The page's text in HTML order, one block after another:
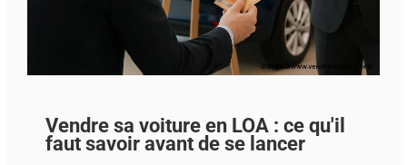
Vendre sa voiture en LOA : ce qu'il
faut savoir avant de se lancer